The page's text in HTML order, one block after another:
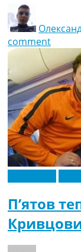
comment
П’ятов